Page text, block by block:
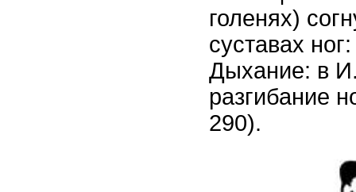
голенях)
суставах
Дыхание: в
разгибание
290).